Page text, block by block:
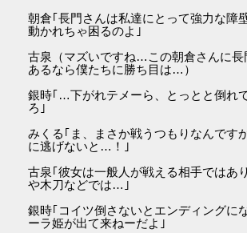
朝倉｢長門さんは私達にとって強力な障
動かれちゃ困るのよ｣
古泉（マズいですね…この朝倉さんに長
あるなら僕たちに勝ち目は…）
銀時｢…下がれテメーら、とっとと倒れ
ろ｣
みくる｢ま、まさか戦うつもりなんです
に逃げないと…！｣
古泉｢彼女は一般人が戦える相手ではあ
や木刀などでは…｣
銀時｢コイツ倒さないとエンディングに
ーラ姫が出て来ねーだよ｣